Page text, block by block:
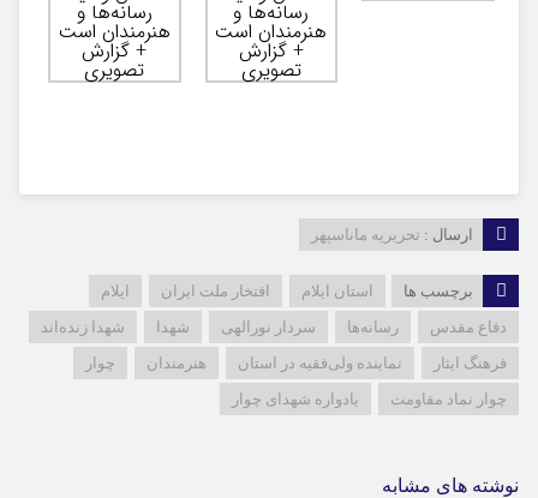
ارسال : تحریریه ماناسپهر
برچسب ها استان ایلام افتخار ملت ایران
ایلام
دفاع مقدس
رسانه‌ها سردار نورالهی شهدا
شهدا زنده‌اند
فرهنگ ایثار
نماینده ولی‌فقیه در استان هنرمندان
چوار
چوار نماد مقاومت
یادواره شهدای چوار
نوشته های مشابه